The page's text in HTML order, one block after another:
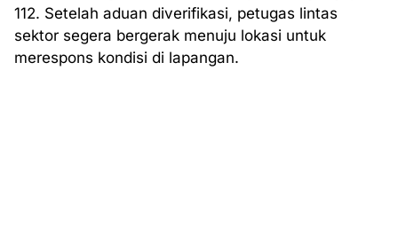
112. Setelah aduan diverifikasi, petugas lintas
sektor segera bergerak menuju lokasi untuk
merespons kondisi di lapangan.